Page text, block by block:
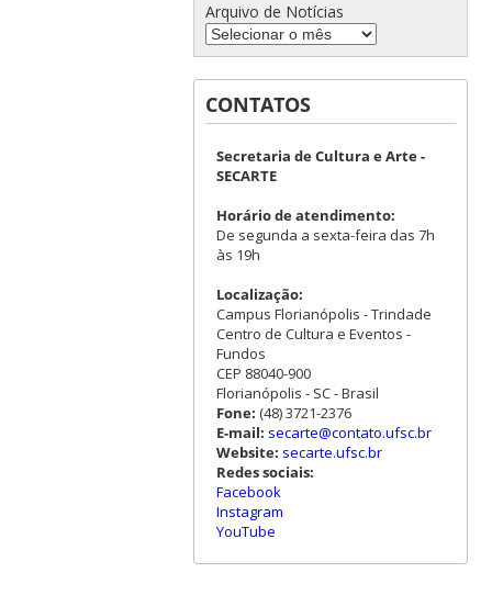
Arquivo de Notícias
CONTATOS
Secretaria de Cultura e Arte -
SECARTE
Horário de atendimento:
De segunda a sexta-feira das 7h
às 19h
Localização:
Campus Florianópolis - Trindade
Centro de Cultura e Eventos -
Fundos
CEP 88040-900
Florianópolis - SC - Brasil
Fone: (48) 3721-2376
E-mail: secarte@contato.ufsc.br
Website: secarte.ufsc.br
Redes sociais:
Facebook
Instagram
YouTube